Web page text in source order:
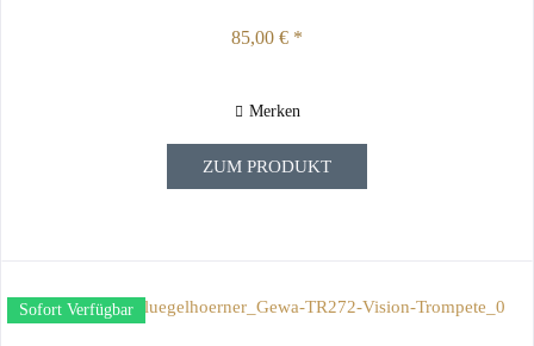
85,00 € *
Merken
ZUM PRODUKT
Sofort Verfügbar